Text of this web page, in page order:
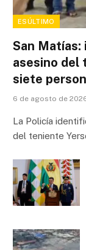
ESÚLTIMO
San
asesino del
siete
6 de agosto de
La Policía
del teniente